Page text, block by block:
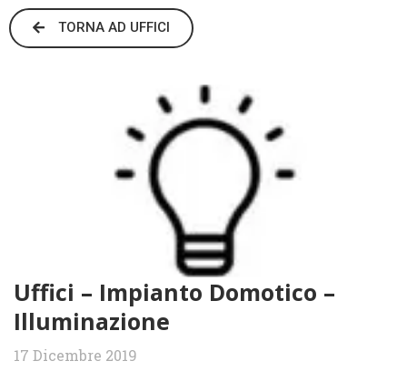
TORNA AD UFFICI
Uffici – Impianto Domotico –
Illuminazione
17 Dicembre 2019